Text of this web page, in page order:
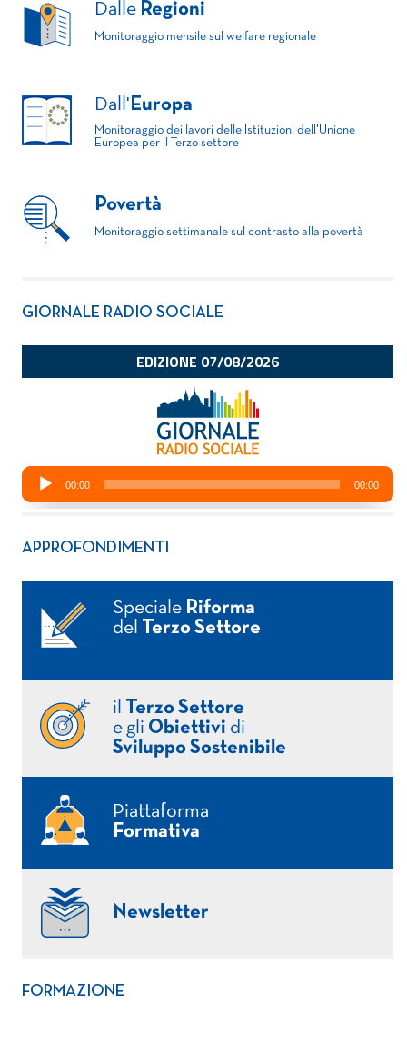
Dalle Regioni
Monitoraggio mensile sul welfare regionale
Dall' Europa
Monitoraggio dei lavori delle Istituzioni dell'Unione
Europea per il Terzo settore
Povertà
Monitoraggio settimanale sul contrasto alla povertà
GIORNALE RADIO SOCIALE
APPROFONDIMENTI
Speciale Riforma
del
Terzo Settore
il
Terzo Settore
e gli Obiettivi di
Sviluppo Sostenibile
Piattaforma
Formativa
Newsletter
FORMAZIONE